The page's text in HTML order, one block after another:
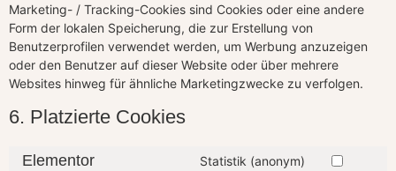
Marketing- / Tracking-Cookies sind Cookies oder eine andere
Form der lokalen Speicherung, die zur Erstellung von
Benutzerprofilen verwendet werden, um Werbung anzuzeigen
oder den Benutzer auf dieser Website oder über mehrere
Websites hinweg für ähnliche Marketingzwecke zu verfolgen.
6. Platzierte Cookies
Elementor Statistik (anonym)